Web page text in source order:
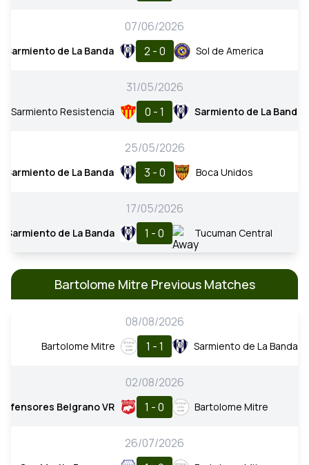
07/06/2026
Sarmiento de La Banda 2 - 0 Sol de America
31/05/2026
Sarmiento Resistencia 0 - 1 Sarmiento de La Banda
25/05/2026
Sarmiento de La Banda 3 - 0 Boca Unidos
17/05/2026
Sarmiento de La Banda 1 - 0 Tucuman Central
Bartolome Mitre Previous Matches
08/08/2026
Bartolome Mitre 1 - 1 Sarmiento de La Banda
02/08/2026
Belgrano VR 1 - 0 Bartolome Mitre
26/07/2026